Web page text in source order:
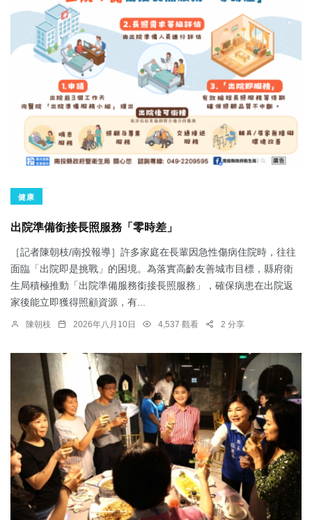
健康
出院準備銜接長照服務「零時差」
［記者陳朝枝/南投報導］許多家庭在長輩因急性傷病住院時，往往
面臨「出院即是挑戰」的困境。為落實高齡友善城市目標，縣府衛
生局積極推動「出院準備服務銜接長照服務」，確保病患在出院返
家後能立即獲得照顧資源，有...
陳朝枝 2026年八月10日 4,537 觀看 2 分享